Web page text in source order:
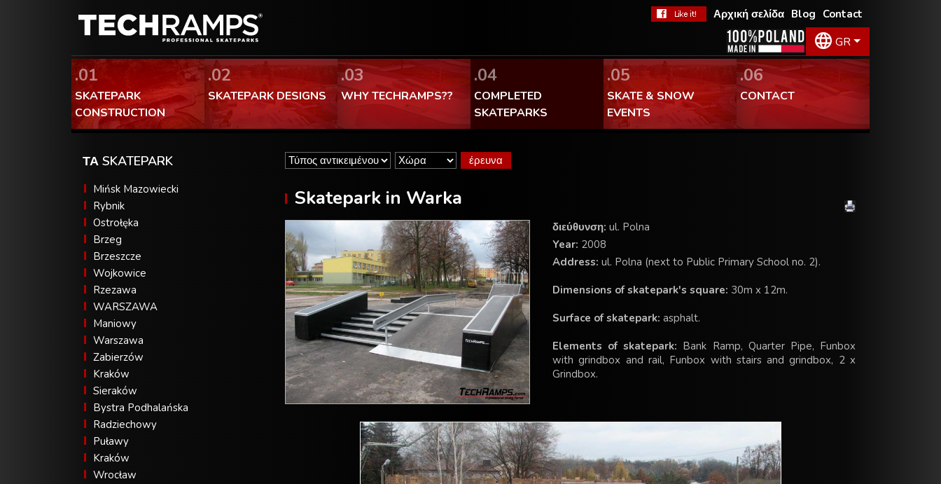
Contact
Blog
Αρχική σελίδα
GR
.01
SKATEPARK
CONSTRUCTION
.02
SKATEPARK DESIGNS
.03
WHY TECHRAMPS??
.04
COMPLETED
SKATEPARKS
.05
SKATE & SNOW
EVENTS
.06
CONTACT
ΤΑ SKATEPARK
Mińsk Mazowiecki
Rybnik
Ostrołęka
Brzeg
Brzeszcze
Wojkowice
Rzezawa
WARSZAWA
Maniowy
Warszawa
Zabierzów
Kraków
Sieraków
Bystra Podhalańska
Radziechowy
Puławy
Kraków
Wrocław
Skatepark in Warka
διεύθυνση: ul. Polna
Year: 2008
Address: ul. Polna (next to Public Primary School no. 2).
Dimensions of skatepark's square: 30m x 12m.
Surface of skatepark: asphalt.
Elements of skatepark: Bank Ramp, Quarter Pipe, Funbox
with grindbox and rail, Funbox with stairs and grindbox, 2 x
Grindbox.